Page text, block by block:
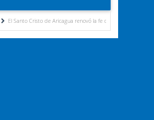
renovó la fe de miles de peregrinos en la fiesta de la